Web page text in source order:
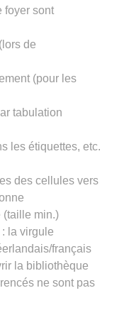
foyer sont
de
(pour les
tabulation
les étiquettes, etc.
des cellules vers
(taille min.)
la virgule
français
la bibliothèque
ne sont pas